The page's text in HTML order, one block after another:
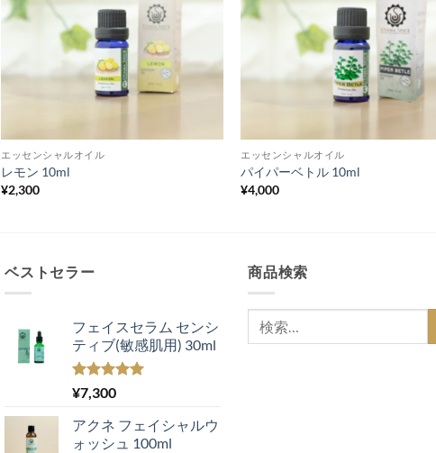
エッセンシャルオイル
レモン 10ml
¥2,300
エッセンシャルオイル
パイパーベトル 10ml
¥4,000
ベストセラー
フェイスセラム センシ
ティブ(敏感肌用) 30ml
5段階中
5.00
¥7,300
アクネ フェイシャルウ
ォッシュ 100ml
商品検索